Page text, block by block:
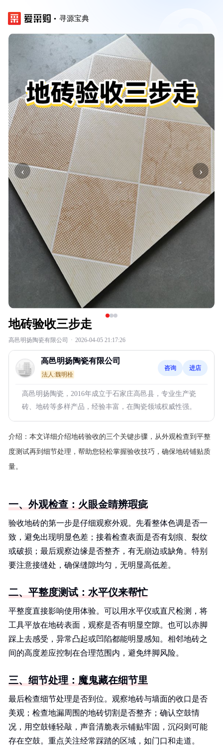
寻源宝典
‹ ›
地砖验收三步走
高邑明扬陶瓷有限公司 · 2026-04-05 21:17:26
高邑明扬陶瓷有限公司
法人:魏明栓
咨询 进店
高邑明扬陶瓷，2016年成立于石家庄高邑县，专业生产瓷
砖、地砖等多样产品，经验丰富，在陶瓷领域权威性强。
介绍： 本文详细介绍地砖验收的三个关键步骤，从外观检查到平整
度测试再到细节处理，帮助您轻松掌握验收技巧，确保地砖铺贴质
量。
一、外观检查：火眼金睛辨瑕疵
验收地砖的第一步是仔细观察外观。先看整体色调是否一
致，避免出现明显色差；接着检查表面是否有划痕、裂纹
或破损；最后观察边缘是否整齐，有无崩边或缺角。特别
要注意接缝处，确保缝隙均匀，无明显高低差。
二、平整度测试：水平仪来帮忙
平整度直接影响使用体验。可以用水平仪或直尺检测，将
工具平放在地砖表面，观察是否有明显空隙。也可以赤脚
踩上去感受，异常凸起或凹陷都能明显感知。相邻地砖之
间的高度差应控制在合理范围内，避免绊脚风险。
三、细节处理：魔鬼藏在细节里
最后检查细节处理是否到位。观察地砖与墙面的收口是否
美观；检查地漏周围的地砖切割是否整齐；确认空鼓情
况，用空鼓锤轻敲，声音清脆表示铺贴牢固，沉闷则可能
存在空鼓。重点关注经常踩踏的区域，如门口和走道。